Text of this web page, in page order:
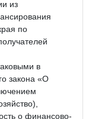
из
по
в
закона «О
о финансово-